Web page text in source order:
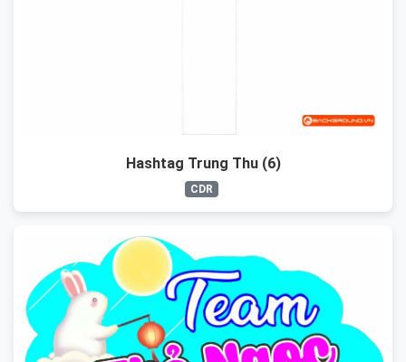
Hashtag Trung Thu (6)
CDR